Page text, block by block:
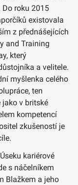
Do roku 2015
existovala
z přednášejících
and Training
který
a velitele.
myšlenka celého
ten
jako v britské
kompetencí
zkušeností je
kariérové
s náčelníkem
Blažkem a jeho